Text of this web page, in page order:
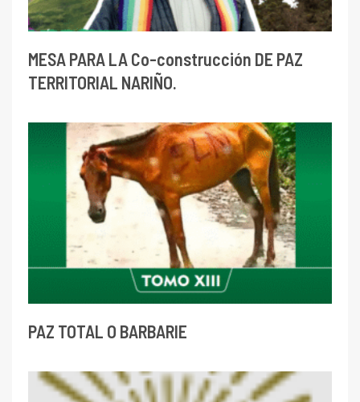
MESA PARA LA Co-construcción DE PAZ
TERRITORIAL NARIÑO.
PAZ TOTAL O BARBARIE